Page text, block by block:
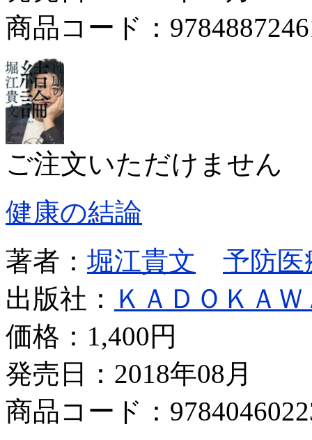
商品コード：
ご注文いただけません
健康の結論
著者： 堀江貴文
予防医
出版社： ＫＡＤＯＫＡＷ
価格： 1,400円
発売日：2018年08月
商品コード：